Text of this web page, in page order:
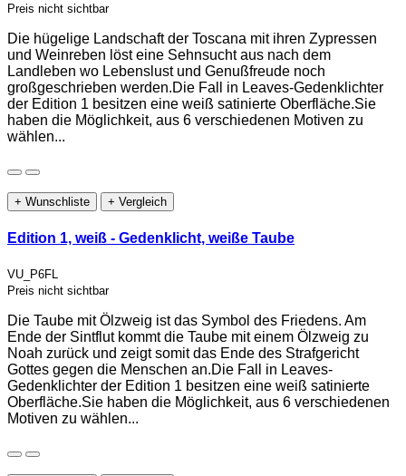
Preis nicht sichtbar
Die hügelige Landschaft der Toscana mit ihren Zypressen
und Weinreben löst eine Sehnsucht aus nach dem
Landleben wo Lebenslust und Genußfreude noch
großgeschrieben werden.Die Fall in Leaves-Gedenklichter
der Edition 1 besitzen eine weiß satinierte Oberfläche.Sie
haben die Möglichkeit, aus 6 verschiedenen Motiven zu
wählen...
+ Wunschliste + Vergleich
Edition 1, weiß - Gedenklicht, weiße Taube
VU_P6FL
Preis nicht sichtbar
Die Taube mit Ölzweig ist das Symbol des Friedens. Am
Ende der Sintflut kommt die Taube mit einem Ölzweig zu
Noah zurück und zeigt somit das Ende des Strafgericht
Gottes gegen die Menschen an.Die Fall in Leaves-
Gedenklichter der Edition 1 besitzen eine weiß satinierte
Oberfläche.Sie haben die Möglichkeit, aus 6 verschiedenen
Motiven zu wählen...